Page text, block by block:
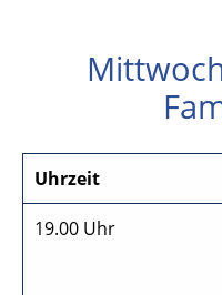
Uhrzeit
19.00 Uhr